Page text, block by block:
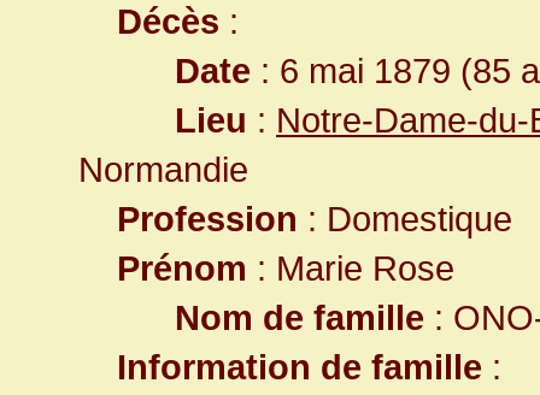
Décès :
Date : 6 mai 1879 (85
Lieu : Notre-Dame-
Normandie
Profession : Domestique
Prénom : Marie Rose
Nom de famille :
Information de famille :